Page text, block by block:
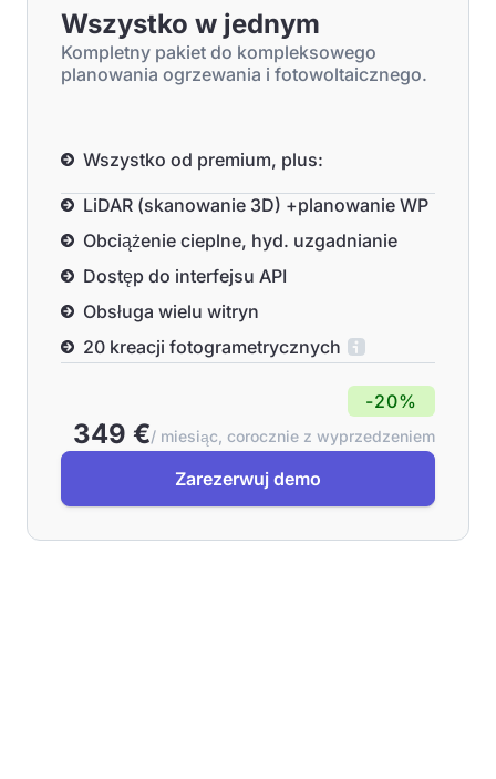
Wszystko w jednym
Kompletny pakiet do kompleksowego
planowania ogrzewania i fotowoltaicznego.
Wszystko od premium, plus:
LiDAR (skanowanie 3D) +planowanie WP
Obciążenie cieplne, hyd. uzgadnianie
Dostęp do interfejsu API
Obsługa wielu witryn
20 kreacji fotogrametrycznych
-20%
349 €/ miesiąc, corocznie z wyprzedzeniem
Zarezerwuj demo